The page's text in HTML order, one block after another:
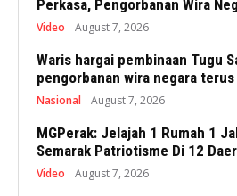
Perkasa, Pengorbanan Wira
Video August 7, 2026
Waris hargai pembinaan Tugu
pengorbanan wira negara
Nasional August 7, 2026
MGPerak: Jelajah 1 Rumah 1
Semarak Patriotisme Di 12
Video August 7, 2026